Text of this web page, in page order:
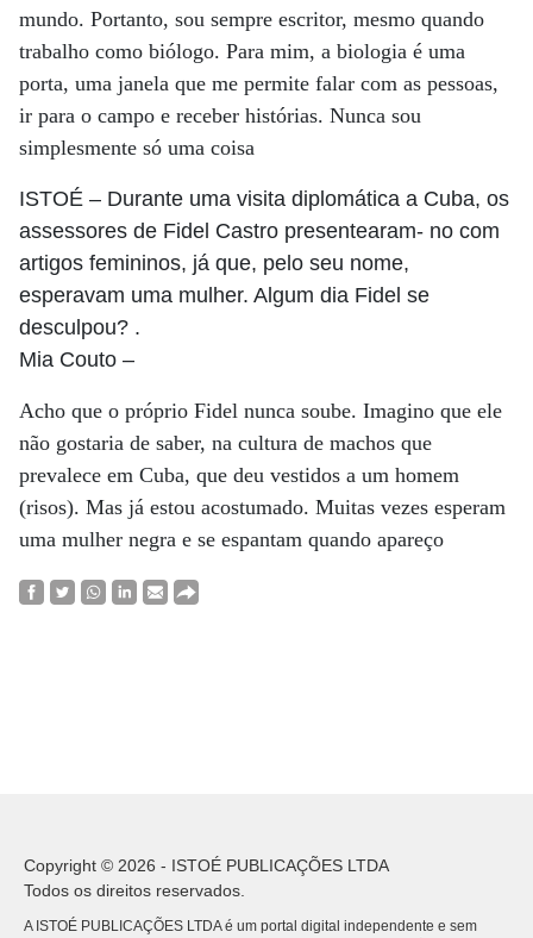
mundo. Portanto, sou sempre escritor, mesmo quando
trabalho como biólogo. Para mim, a biologia é uma
porta, uma janela que me permite falar com as pessoas,
ir para o campo e receber histórias. Nunca sou
simplesmente só uma coisa
ISTOÉ – Durante uma visita diplomática a Cuba, os
assessores de Fidel Castro presentearam- no com
artigos femininos, já que, pelo seu nome,
esperavam uma mulher. Algum dia Fidel se
desculpou? .
Mia Couto –
Acho que o próprio Fidel nunca soube. Imagino que ele
não gostaria de saber, na cultura de machos que
prevalece em Cuba, que deu vestidos a um homem
(risos). Mas já estou acostumado. Muitas vezes esperam
uma mulher negra e se espantam quando apareço
Copyright © 2026 - ISTOÉ PUBLICAÇÕES LTDA
Todos os direitos reservados.
A ISTOÉ PUBLICAÇÕES LTDA é um portal digital independente e sem